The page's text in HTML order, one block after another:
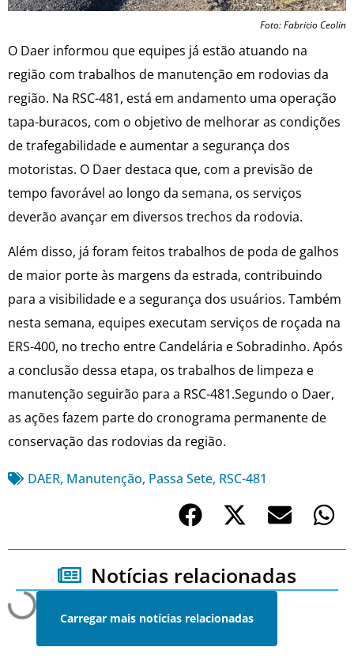
Foto: Fabricio Ceolin
O Daer informou que equipes já estão atuando na
região com trabalhos de manutenção em rodovias da
região. Na RSC-481, está em andamento uma operação
tapa-buracos, com o objetivo de melhorar as condições
de trafegabilidade e aumentar a segurança dos
motoristas. O Daer destaca que, com a previsão de
tempo favorável ao longo da semana, os serviços
deverão avançar em diversos trechos da rodovia.
Além disso, já foram feitos trabalhos de poda de galhos
de maior porte às margens da estrada, contribuindo
para a visibilidade e a segurança dos usuários. Também
nesta semana, equipes executam serviços de roçada na
ERS-400, no trecho entre Candelária e Sobradinho. Após
a conclusão dessa etapa, os trabalhos de limpeza e
manutenção seguirão para a RSC-481.Segundo o Daer,
as ações fazem parte do cronograma permanente de
conservação das rodovias da região.
DAER, Manutenção, Passa Sete, RSC-481
Notícias relacionadas
Carregar mais notícias relacionadas